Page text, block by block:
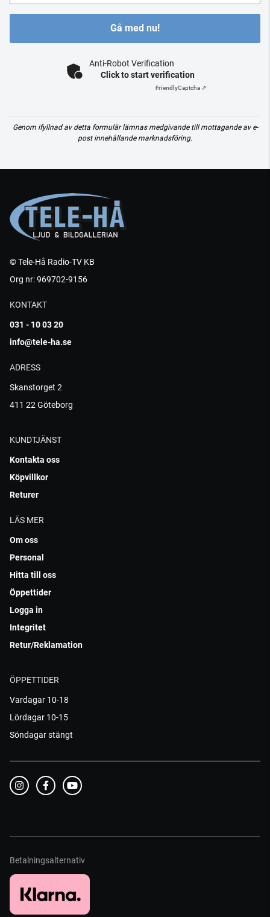
Gå med nu!
Anti-Robot Verification
Click to start verification
FriendlyCaptcha ⇗
Genom ifyllnad av detta formulär lämnas medgivande till mottagande av e-
post innehållande marknadsföring.
© Tele-Hå Radio-TV KB
Org nr: 969702-9156
KONTAKT
031 - 10 03 20
info@tele-ha.se
ADRESS
Skanstorget 2
411 22 Göteborg
KUNDTJÄNST
Kontakta oss
Köpvillkor
Returer
LÄS MER
Om oss
Personal
Hitta till oss
Öppettider
Logga in
Integritet
Retur/Reklamation
ÖPPETTIDER
Vardagar 10-18
Lördagar 10-15
Söndagar stängt
Betalningsalternativ